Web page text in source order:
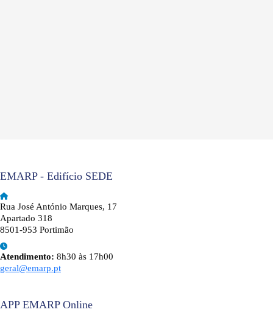
EMARP - Edifício SEDE
Rua José António Marques, 17
Apartado 318
8501-953 Portimão
Atendimento: 8h30 às 17h00
geral@emarp.pt
APP EMARP Online